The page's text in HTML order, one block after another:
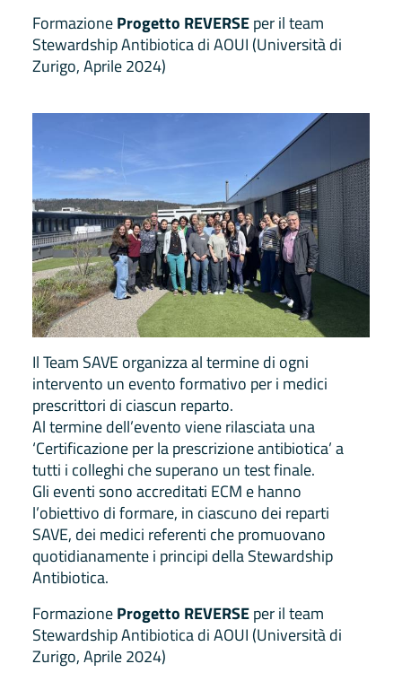
FormazioneProgetto REVERSEper il team
Stewardship Antibiotica di AOUI (Università di
Zurigo, Aprile 2024)
Il Team SAVE organizza al termine di ogni
intervento un evento formativo per i medici
prescrittori di ciascun reparto.
Al termine dell’evento viene rilasciata una
‘Certificazione per la prescrizione antibiotica’ a
tutti i colleghi che superano un test finale.
Gli eventi sono accreditati ECM e hanno
l’obiettivo di formare, in ciascuno dei reparti
SAVE, dei medici referenti che promuovano
quotidianamente i principi della Stewardship
Antibiotica.
FormazioneProgetto REVERSEper il team
Stewardship Antibiotica di AOUI (Università di
Zurigo, Aprile 2024)